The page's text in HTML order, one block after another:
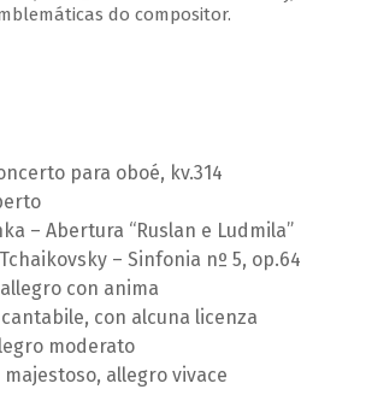
do compositor.
para oboé, kv.314
– Abertura “Ruslan e Ludmila”
– Sinfonia nº 5, op.64
con anima
con alcuna licenza
moderato
allegro vivace